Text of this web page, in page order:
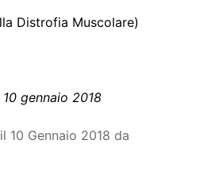
Distrofia Muscolare)
gennaio 2018
10 Gennaio 2018 da